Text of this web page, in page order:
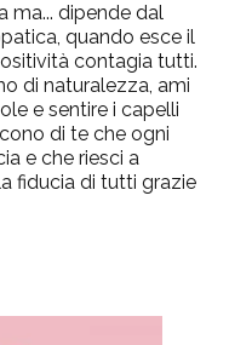
ma... dipende dal
quando esce il
contagia tutti.
di naturalezza, ami
e sentire i capelli
di te che ogni
e che riesci a
fiducia di tutti grazie